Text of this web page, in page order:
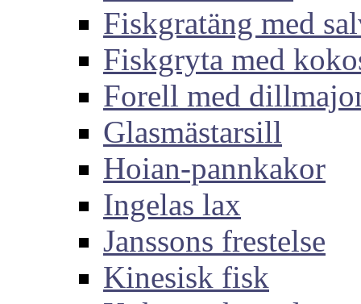
Fiskgratäng med
Fiskgryta med
Forell med
Glasmästarsill
Hoian-pannkakor
Ingelas lax
Janssons frestelse
Kinesisk fisk